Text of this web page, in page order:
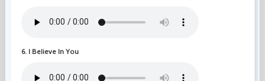
6. I Believe In You